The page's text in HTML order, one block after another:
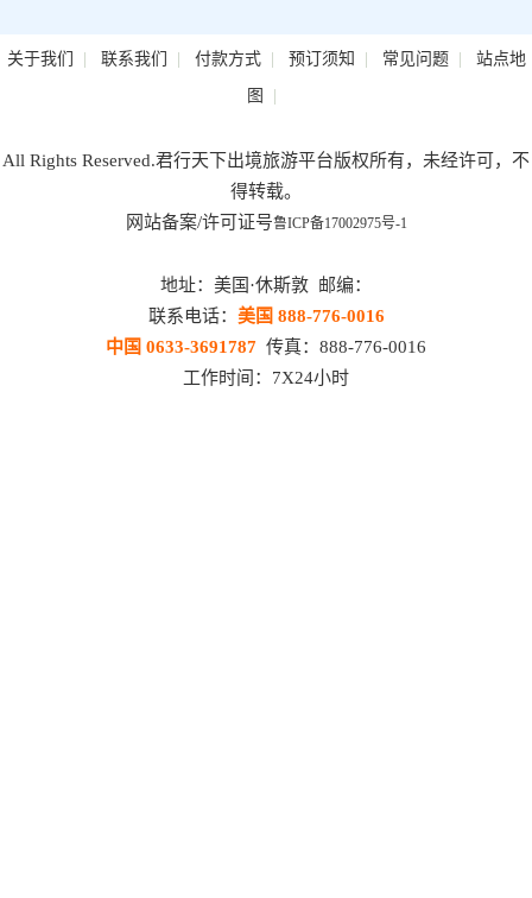
关于我们 | 联系我们 | 付款方式| 预订须知 | 常见问题| 站点地
图 |
All Rights Reserved.君行天下出境旅游平台版权所有，未经许可，不
得转载。
网站备案/许可证号鲁ICP备17002975号-1
地址：美国·休斯敦 邮编：
联系电话： 美国 888-776-0016
中国 0633-3691787 传真：888-776-0016
工作时间：7X24小时